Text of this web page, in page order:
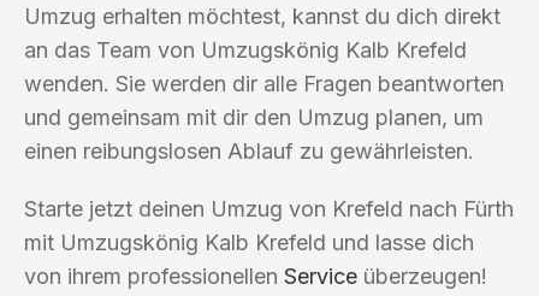
Umzug erhalten möchtest, kannst du dich direkt
an das Team von Umzugskönig Kalb Krefeld
wenden. Sie werden dir alle Fragen beantworten
und gemeinsam mit dir den Umzug planen, um
einen reibungslosen Ablauf zu gewährleisten.
Starte jetzt deinen Umzug von Krefeld nach Fürth
mit Umzugskönig Kalb Krefeld und lasse dich
von ihrem professionellen Service überzeugen!